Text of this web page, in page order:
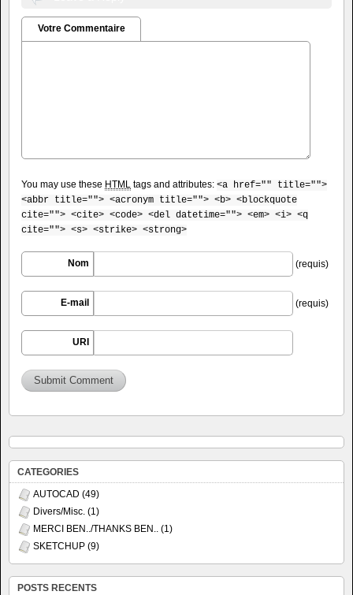
Votre Commentaire
You may use these HTML tags and attributes: <a href="" title="">
<abbr title=""> <acronym title=""> <b> <blockquote
cite=""> <cite> <code> <del datetime=""> <em> <i> <q
cite=""> <s> <strike> <strong>
Nom (requis)
E-mail (requis)
URI
CATEGORIES
AUTOCAD (49)
Divers/Misc. (1)
MERCI BEN../THANKS BEN..
(1)
SKETCHUP (9)
POSTS RECENTS